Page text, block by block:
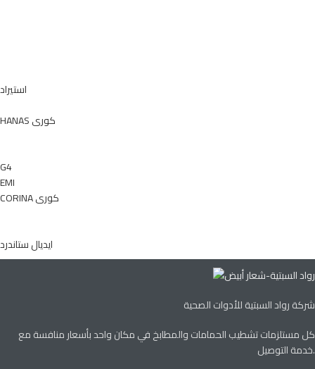
استيراد
HANAS كورى
G4
EMI
CORINA كورى
ايديال ستاندرد
شركة رواد السبتية للأدوات الصحية
كل مستلزمات تشطيب الحمامات والمطابخ في مكان واحد بأسعار منافسة مع
خدمة التوصيل.